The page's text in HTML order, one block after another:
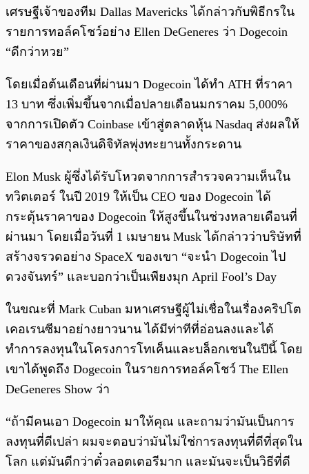
เศรษฐีเจ้าของทีม Dallas Mavericks ได้กล่าวกับพิธีกรใน
รายการทอล์คโชว์อย่าง Ellen DeGeneres ว่า Dogecoin
“ดีกว่าหวย”
โดยเมื่อต้นเดือนที่ผ่านมา Dogecoin ได้ทำ ATH ที่ราคา
13 บาท ซึ่งเพิ่มขึ้นจากเมื่อปลายเดือนมกราคม 5,000%
จากการเปิดตัว Coinbase เข้าสู่ตลาดหุ้น Nasdaq ส่งผลให้
ราคาของสกุลเงินดิจิทัลพุ่งทะยานทั้งกระดาน
Elon Musk ผู้ซึ่งได้รับโหวตจากการสำรวจความเห็นใน
ทวิตเตอร์ ในปี 2019 ให้เป็น CEO ของ Dogecoin ได้
กระตุ้นราคาของ Dogecoin ให้สูงขึ้นในช่วงหลายเดือนที่
ผ่านมา โดยเมื่อวันที่ 1 เมษายน Musk ได้กล่าวว่าบริษัทที่
สร้างจรวดอย่าง SpaceX ของเขา “จะนำ Dogecoin ไป
ดวงจันทร์” และบอกว่าเป็นเพียงมุก April Fool’s Day
ในขณะที่ Mark Cuban มหาเศรษฐีผู้ไม่เชื่อในเรื่องคริปโต
เคอเรนซีมาอย่างยาวนาน ได้มีท่าทีที่อ่อนลงและได้
ทำการลงทุนในโครงการโทเค็นและบล็อกเชนในปีนี้ โดย
เขาได้พูดถึง Dogecoin ในรายการทอล์คโชว์ The Ellen
DeGeneres Show ว่า
“ถ้ามีคนเอา Dogecoin มาให้คุณ และถามว่ามันเป็นการ
ลงทุนที่ดีเปล่า ผมจะตอบว่ามันไม่ใช่การลงทุนที่ดีที่สุดใน
โลก แต่มันดีกว่าตั๋วลอตเตอรีมาก และมันจะเป็นวิธีที่ดี